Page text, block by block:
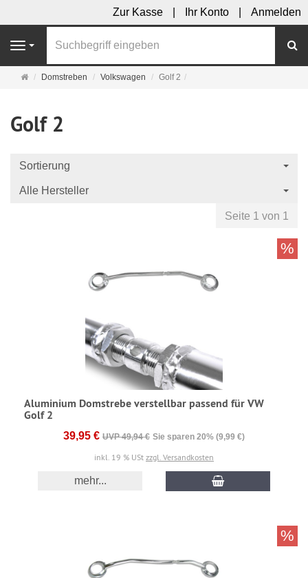
Zur Kasse Ihr Konto Anmelden
Navigation
Startseite
Domstreben Volkswagen Golf 2
Golf 2
Sortierung
Alle Hersteller
Seite 1 von 1
Aluminium Domstrebe verstellbar passend für VW
Golf 2
39,95 € UVP 49,94 € Sie sparen 20% (9,99 €)
inkl. 19 % USt zzgl. Versandkosten
mehr...
%
%